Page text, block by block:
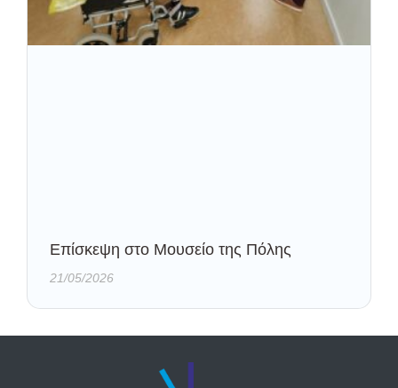
Eπίσκεψη στο Μουσείο της Πόλης
21/05/2026